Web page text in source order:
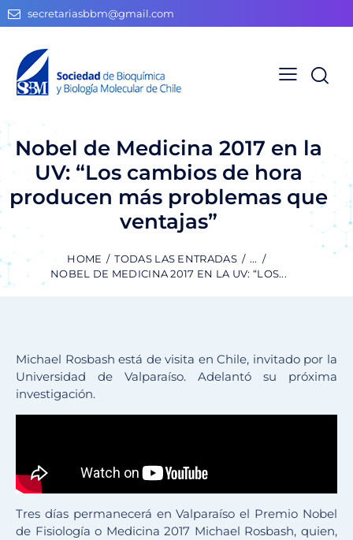
secretariasbbm@gmail.com
Nobel de Medicina 2017 en la
UV: “Los cambios de hora
producen más problemas que
ventajas”
HOME TODAS LAS ENTRADAS
...
NOBEL DE MEDICINA 2017 EN LA UV: “LOS...
Michael Rosbash está de visita en Chile, invitado por la
Universidad de Valparaíso. Adelantó su próxima
investigación.
Tres días permanecerá en Valparaíso el Premio Nobel
de Fisiología o Medicina 2017 Michael Rosbash, quien,